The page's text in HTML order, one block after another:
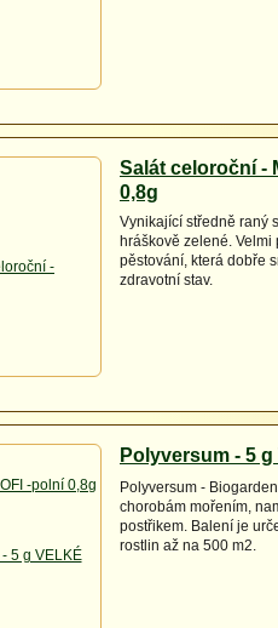
Salát celoroční -
0,8g
Vynikající středně raný
hráškově zelené.
pěstování, která dobře
zdravotní stav.
Polyversum - 5 g
Polyversum -
chorobám mořením,
postřikem. Balení je
rostlin až na 500 m2.